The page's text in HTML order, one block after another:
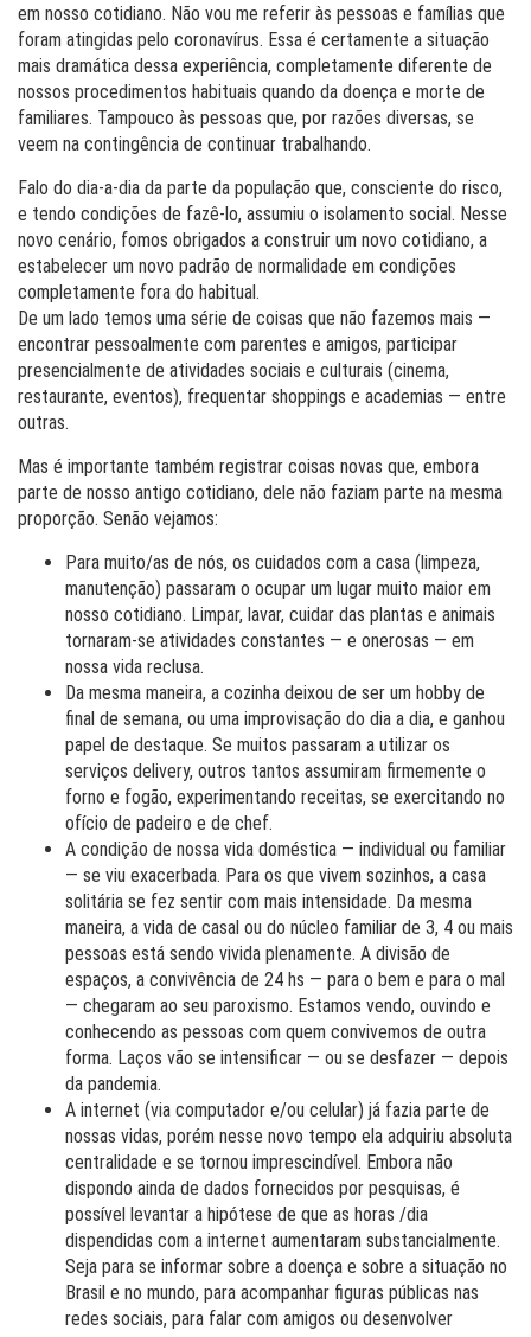
em nosso cotidiano. Não vou me referir às pessoas e famílias que
foram atingidas pelo coronavírus. Essa é certamente a situação
mais dramática dessa experiência, completamente diferente de
nossos procedimentos habituais quando da doença e morte de
familiares. Tampouco às pessoas que, por razões diversas, se
veem na contingência de continuar trabalhando.
Falo do dia-a-dia da parte da população que, consciente do risco,
e tendo condições de fazê-lo, assumiu o isolamento social. Nesse
novo cenário, fomos obrigados a construir um novo cotidiano, a
estabelecer um novo padrão de normalidade em condições
completamente fora do habitual.
De um lado temos uma série de coisas que não fazemos mais —
encontrar pessoalmente com parentes e amigos, participar
presencialmente de atividades sociais e culturais (cinema,
restaurante, eventos), frequentar shoppings e academias — entre
outras.
Mas é importante também registrar coisas novas que, embora
parte de nosso antigo cotidiano, dele não faziam parte na mesma
proporção. Senão vejamos:
Para muito/as de nós, os cuidados com a casa (limpeza,
manutenção) passaram o ocupar um lugar muito maior em
nosso cotidiano. Limpar, lavar, cuidar das plantas e animais
tornaram-se atividades constantes — e onerosas — em
nossa vida reclusa.
Da mesma maneira, a cozinha deixou de ser um hobby de
final de semana, ou uma improvisação do dia a dia, e ganhou
papel de destaque. Se muitos passaram a utilizar os
serviços delivery, outros tantos assumiram firmemente o
forno e fogão, experimentando receitas, se exercitando no
ofício de padeiro e de chef.
A condição de nossa vida doméstica — individual ou familiar
— se viu exacerbada. Para os que vivem sozinhos, a casa
solitária se fez sentir com mais intensidade. Da mesma
maneira, a vida de casal ou do núcleo familiar de 3, 4 ou mais
pessoas está sendo vivida plenamente. A divisão de
espaços, a convivência de 24 hs — para o bem e para o mal
— chegaram ao seu paroxismo. Estamos vendo, ouvindo e
conhecendo as pessoas com quem convivemos de outra
forma. Laços vão se intensificar — ou se desfazer — depois
da pandemia.
A internet (via computador e/ou celular) já fazia parte de
nossas vidas, porém nesse novo tempo ela adquiriu absoluta
centralidade e se tornou imprescindível. Embora não
dispondo ainda de dados fornecidos por pesquisas, é
possível levantar a hipótese de que as horas /dia
dispendidas com a internet aumentaram substancialmente.
Seja para se informar sobre a doença e sobre a situação no
Brasil e no mundo, para acompanhar figuras públicas nas
redes sociais, para falar com amigos ou desenvolver